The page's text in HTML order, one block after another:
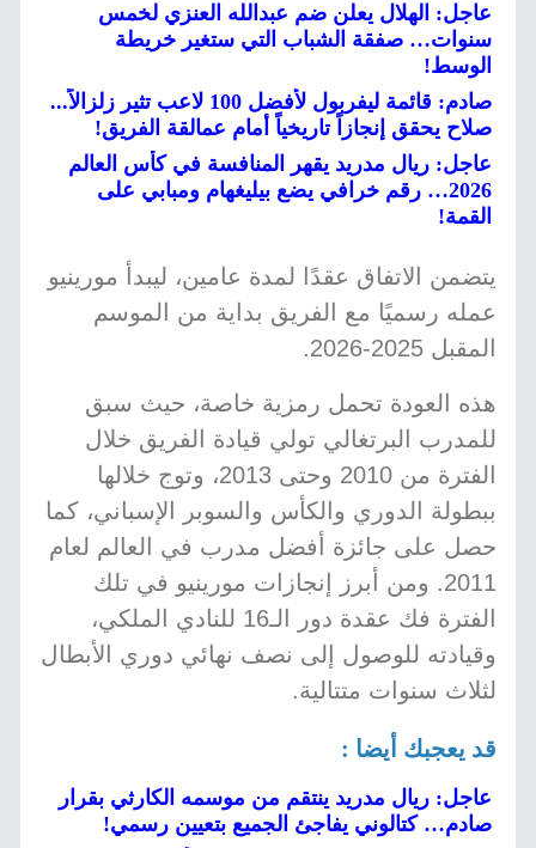
عاجل: الهلال يعلن ضم عبدالله العنزي لخمس
سنوات… صفقة الشباب التي ستغير خريطة
الوسط!
صادم: قائمة ليفربول لأفضل 100 لاعب تثير زلزالاً...
صلاح يحقق إنجازاً تاريخياً أمام عمالقة الفريق!
عاجل: ريال مدريد يقهر المنافسة في كأس العالم
2026… رقم خرافي يضع بيليغهام ومبابي على
القمة!
يتضمن الاتفاق عقدًا لمدة عامين، ليبدأ مورينيو
عمله رسميًا مع الفريق بداية من الموسم
المقبل 2025-2026.
هذه العودة تحمل رمزية خاصة، حيث سبق
للمدرب البرتغالي تولي قيادة الفريق خلال
الفترة من 2010 وحتى 2013، وتوج خلالها
ببطولة الدوري والكأس والسوبر الإسباني، كما
حصل على جائزة أفضل مدرب في العالم لعام
2011. ومن أبرز إنجازات مورينيو في تلك
الفترة فك عقدة دور الـ16 للنادي الملكي،
وقيادته للوصول إلى نصف نهائي دوري الأبطال
لثلاث سنوات متتالية.
قد يعجبك أيضا :
عاجل: ريال مدريد ينتقم من موسمه الكارثي بقرار
صادم… كتالوني يفاجئ الجميع بتعيين رسمي!